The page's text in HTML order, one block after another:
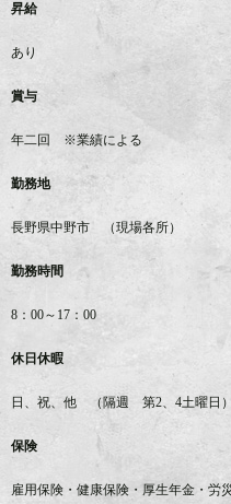
昇給
あり
賞与
年二回 ※業績による
勤務地
長野県中野市 （現場各所）
勤務時間
8：00～17：00
休日休暇
日、祝、他 （隔週 第2、4土曜日
保険
雇用保険・健康保険・厚生年金・労